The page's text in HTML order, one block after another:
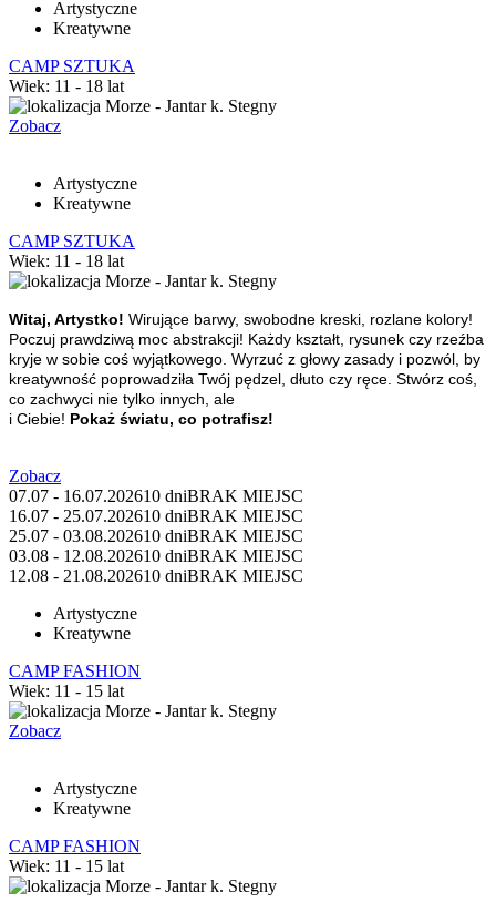
Artystyczne
Kreatywne
CAMP SZTUKA
Wiek: 11 - 18 lat
Morze - Jantar k. Stegny
Zobacz
Artystyczne
Kreatywne
CAMP SZTUKA
Wiek: 11 - 18 lat
Morze - Jantar k. Stegny
Witaj, Artystko! Wirujące barwy, swobodne kreski, rozlane kolory!
Poczuj prawdziwą moc abstrakcji! Każdy kształt, rysunek czy rzeźba
kryje w sobie coś wyjątkowego. Wyrzuć z głowy zasady i pozwól, by
kreatywność poprowadziła Twój pędzel, dłuto czy ręce. Stwórz coś,
co zachwyci nie tylko innych, ale
i Ciebie! Pokaż światu, co potrafisz!
Zobacz
07.07 - 16.07.202610 dniBRAK MIEJSC
16.07 - 25.07.202610 dniBRAK MIEJSC
25.07 - 03.08.202610 dniBRAK MIEJSC
03.08 - 12.08.202610 dniBRAK MIEJSC
12.08 - 21.08.202610 dniBRAK MIEJSC
Artystyczne
Kreatywne
CAMP FASHION
Wiek: 11 - 15 lat
Morze - Jantar k. Stegny
Zobacz
Artystyczne
Kreatywne
CAMP FASHION
Wiek: 11 - 15 lat
Morze - Jantar k. Stegny